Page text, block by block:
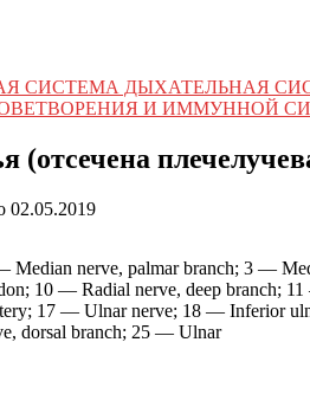
СИСТЕМА ДЫХАТЕЛЬНАЯ
И ИММУННОЙ
(отсечена
02.05.2019
Median nerve, palmar branch; 3 —
10 — Radial nerve, deep
17 — Ulnar nerve; 18 — Inferior
dorsal branch; 25 — Ulnar